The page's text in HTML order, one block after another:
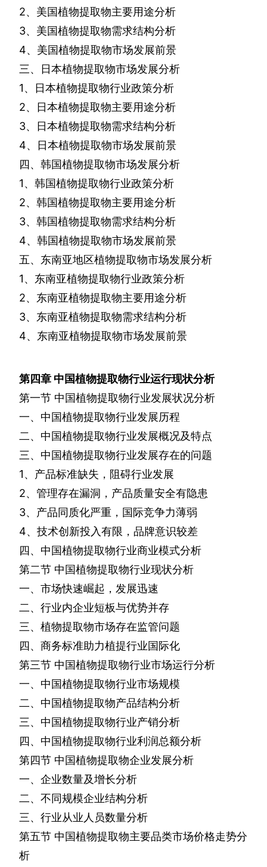
2、美国植物提取物主要用途分析
3、美国植物提取物需求结构分析
4、美国植物提取物市场发展前景
三、日本植物提取物市场发展分析
1、日本植物提取物行业政策分析
2、日本植物提取物主要用途分析
3、日本植物提取物需求结构分析
4、日本植物提取物市场发展前景
四、韩国植物提取物市场发展分析
1、韩国植物提取物行业政策分析
2、韩国植物提取物主要用途分析
3、韩国植物提取物需求结构分析
4、韩国植物提取物市场发展前景
五、东南亚地区植物提取物市场发展分析
1、东南亚植物提取物行业政策分析
2、东南亚植物提取物主要用途分析
3、东南亚植物提取物需求结构分析
4、东南亚植物提取物市场发展前景
第四章 中国植物提取物行业运行现状分析
第一节 中国植物提取物行业发展状况分析
一、中国植物提取物行业发展历程
二、中国植物提取物行业发展概况及特点
三、中国植物提取物行业发展存在的问题
1、产品标准缺失，阻碍行业发展
2、管理存在漏洞，产品质量安全有隐患
3、产品同质化严重，国际竞争力薄弱
4、技术创新投入有限，品牌意识较差
四、中国植物提取物行业商业模式分析
第二节 中国植物提取物行业现状分析
一、市场快速崛起，发展迅速
二、行业内企业短板与优势并存
三、植物提取物市场存在监管问题
四、商务标准助力植提行业国际化
第三节 中国植物提取物行业市场运行分析
一、中国植物提取物行业市场规模
二、中国植物提取物产品结构分析
三、中国植物提取物行业产销分析
四、中国植物提取物行业利润总额分析
第四节 中国植物提取物企业发展分析
一、企业数量及增长分析
二、不同规模企业结构分析
三、行业从业人员数量分析
第五节 中国植物提取物主要品类市场价格走势分
析